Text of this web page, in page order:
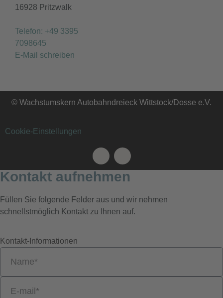
16928 Pritzwalk
Telefon: +49 3395
7098645
E-Mail schreiben
© Wachstumskern Autobahndreieck Wittstock/Dosse e.V.
Cookie-Einstellungen
Kontakt aufnehmen
Füllen Sie folgende Felder aus und wir nehmen
schnellstmöglich Kontakt zu Ihnen auf.
Kontakt-Informationen